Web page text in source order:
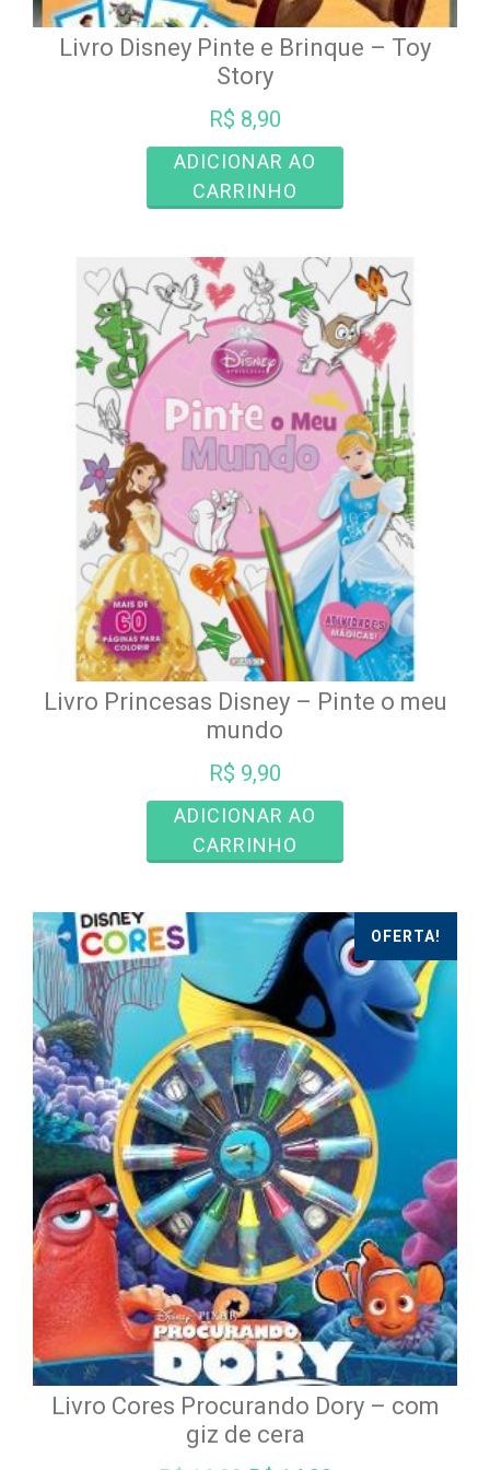
Livro Disney Pinte e Brinque – Toy
Story
R$ 8,90
ADICIONAR AO
CARRINHO
Livro Princesas Disney – Pinte o meu
mundo
R$ 9,90
ADICIONAR AO
CARRINHO
OFERTA!
Livro Cores Procurando Dory – com
giz de cera